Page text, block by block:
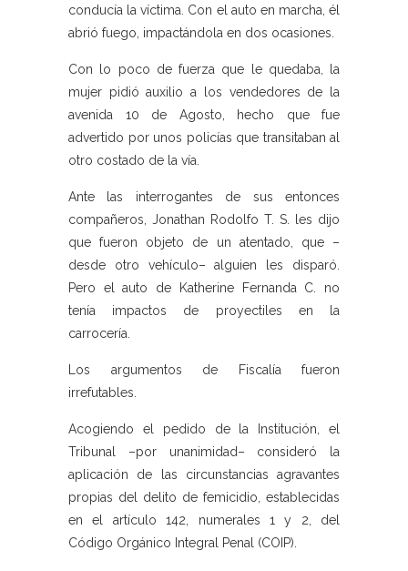
conducía la víctima. Con el auto en marcha, él
abrió fuego, impactándola en dos ocasiones.
Con lo poco de fuerza que le quedaba, la
mujer pidió auxilio a los vendedores de la
avenida 10 de Agosto, hecho que fue
advertido por unos policías que transitaban al
otro costado de la vía.
Ante las interrogantes de sus entonces
compañeros, Jonathan Rodolfo T. S. les dijo
que fueron objeto de un atentado, que –
desde otro vehículo– alguien les disparó.
Pero el auto de Katherine Fernanda C. no
tenía impactos de proyectiles en la
carrocería.
Los argumentos de Fiscalía fueron
irrefutables.
Acogiendo el pedido de la Institución, el
Tribunal –por unanimidad– consideró la
aplicación de las circunstancias agravantes
propias del delito de femicidio, establecidas
en el artículo 142, numerales 1 y 2, del
Código Orgánico Integral Penal (COIP).